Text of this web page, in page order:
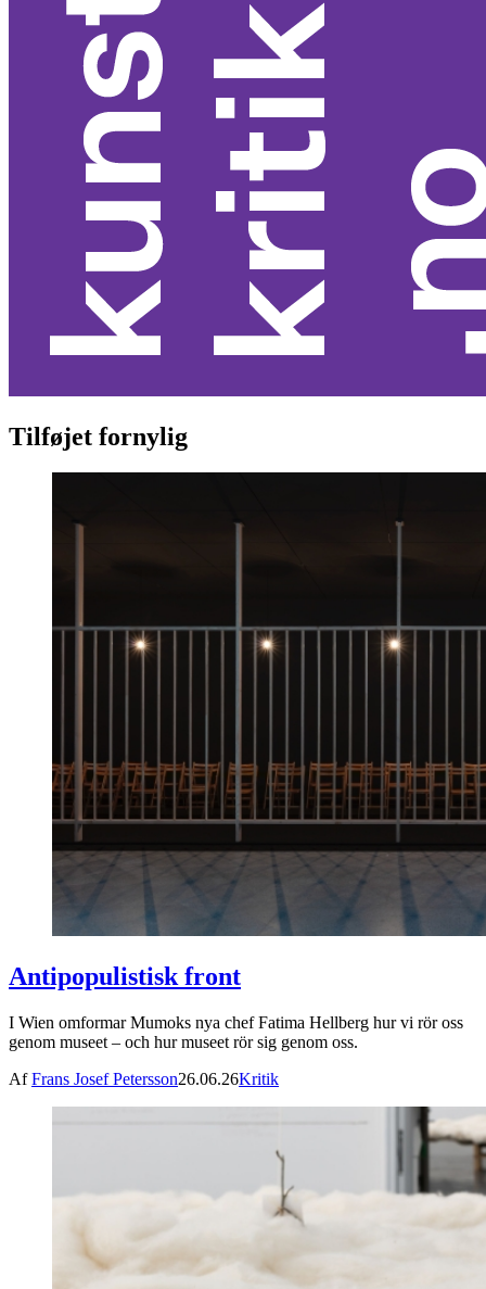
Tilføjet fornylig
Antipopulistisk front
I Wien omformar Mumoks nya chef Fatima Hellberg hur vi rör oss
genom museet – och hur museet rör sig genom oss.
AfFrans Josef Petersson26.06.26Kritik